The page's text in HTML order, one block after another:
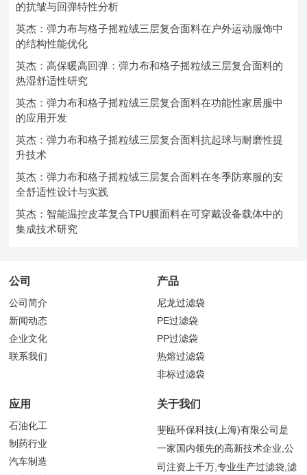
的抗皱与回弹特性分析
英杰：弹力布与格子摇粒绒三层复合面料在户外运动服饰中
的结构性能优化
英杰：高保暖高回弹：弹力布和格子摇粒绒三层复合面料的
热湿舒适性研究
英杰：弹力布和格子摇粒绒三层复合面料在功能性家居服中
的应用开发
英杰：弹力布和格子摇粒绒三层复合面料抗起球与耐磨性提
升技术
英杰：弹力布和格子摇粒绒三层复合面料在冬季防寒服的安
全舒适性设计与实践
英杰：智能温控皮革复合TPU膜面料在可穿戴设备载体中的
集成技术研究
公司
公司简介
新闻动态
企业文化
联系我们
产品
尼龙过滤袋
PE过滤袋
PP过滤袋
热熔过滤袋
非标过滤袋
应用
石油化工
制药行业
汽车制造
关于我们
斐瓯环保科技(上海)有限公司是
一家国内领先的高新技术企业,公
司注资上千万,专业生产过滤袋,滤